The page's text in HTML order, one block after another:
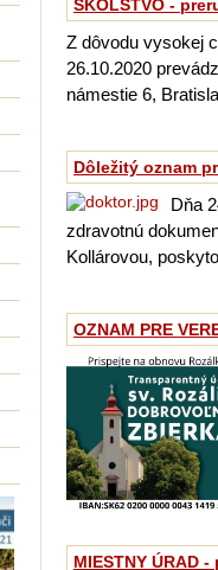
ŠKOLSTVO -
Z dôvodu vysokej
26.10.2020
námestie 6,
Dôležitý oznam
Dňa
zdravotnú
Kollárovou,
OZNAM PRE
MIESTNY ÚRAD